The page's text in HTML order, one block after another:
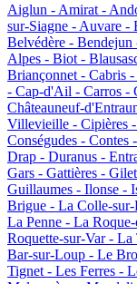
Aiglun - Amirat -
sur-Siagne - Auvare -
Belvédère - Bendejun
Alpes - Biot -
Briançonnet - Cabris -
- Cap-d'Ail - Carros -
Châteauneuf-
Villevieille - Cipières -
Conségudes - Contes -
Drap - Duranus -
Gars - Gattières -
Guillaumes - Ilonse -
Brigue - La Colle-
La Penne - La
Roquette-sur-Var - La
Bar-sur-Loup - Le
Tignet - Les Ferres -